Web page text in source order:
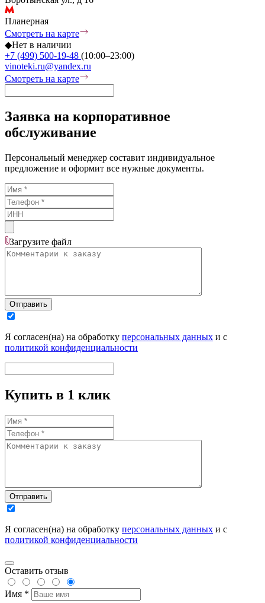
Планерная
Смотреть на карте
◆Нет в наличии
+7 (499) 500-19-48 (10:00–23:00)
vinoteki.ru@yandex.ru
Смотреть на карте
Заявка на корпоративное
обслуживание
Персональный менеджер составит индивидуальное
предложение и оформит все нужные документы.
Загрузите файл
Отправить
Я согласен(на) на обработку персональных данных и с
политикой конфиденциальности
Купить в 1 клик
Отправить
Я согласен(на) на обработку персональных данных и с
политикой конфиденциальности
Оставить отзыв
Имя *